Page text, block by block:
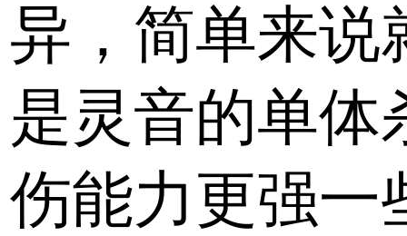
异，简单来说
是灵音的单体
伤能力更强一